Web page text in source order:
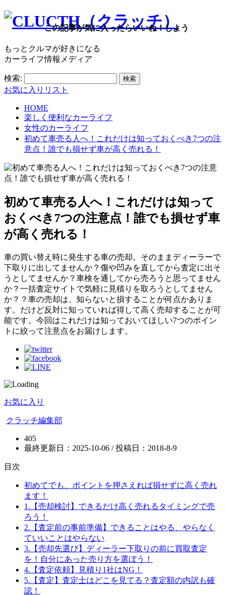
もっとクルマが好きになる
カーライフ情報メディア
検索:
お気に入りリスト
HOME
楽しく便利なカーライフ
女性のカーライフ
初めて車売る人へ！これだけは知っておくべき7つの注
意点！誰でも損せず車が高く売れる！
初めて車売る人へ！これだけは知って
おくべき7つの注意点！誰でも損せず車
が高く売れる！
車の買い替え時に発生する車の売却。そのままディーラーで
下取りに出してませんか？傷や凹みを直してから査定に出そ
うとしてませんか？車検を通してから売ろうと思ってません
か？一括査定サイトで気軽に見積りを取ろうとしてません
か？？車の売却は、知らないと損することが何点かありま
す。だけど反対に知っていれば得して高く売却することが可
能です。今回はこれだけは知っておいてほしい7つのポイン
トに絞って注意点をお届けします。
お気に入り
クラッチ編集部
405
最終更新日：2025-10-06 / 投稿日： 2018-8-9
目次
初めてでも、ポイントを押さえれば損せずに高く売れ
ます！
1.【売却検討】できるだけ高く売れるタイミングで売
ろう！
2.【査定前の事前準備】できることはやる、やらなく
ていいことはやらない
3.【売却先選び】ディーラー下取りの前に買取査定
を！自分にあった売り方を選ぼう！
4.【査定依頼】見積り1社はNG！
5.【査定】査定士はどこを見てる？査定額の内訳も確
認！
この記事が気に入ったらいいね！しよう